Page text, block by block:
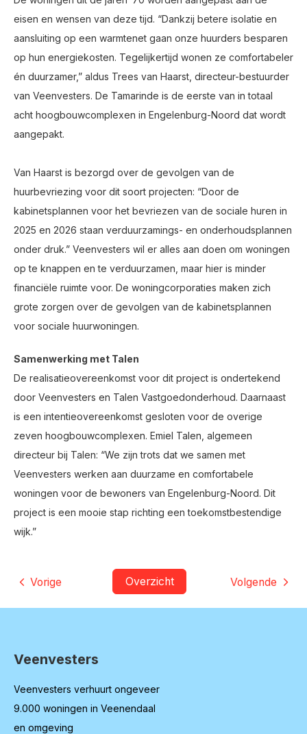
eisen en wensen van deze tijd. “Dankzij betere isolatie en
aansluiting op een warmtenet gaan onze huurders besparen
op hun energiekosten. Tegelijkertijd wonen ze comfortabeler
én duurzamer,” aldus Trees van Haarst, directeur-bestuurder
van Veenvesters. De Tamarinde is de eerste van in totaal
acht hoogbouwcomplexen in Engelenburg-Noord dat wordt
aangepakt.
Van Haarst is bezorgd over de gevolgen van de
huurbevriezing voor dit soort projecten: “Door de
kabinetsplannen voor het bevriezen van de sociale huren in
2025 en 2026 staan verduurzamings- en onderhoudsplannen
onder druk.” Veenvesters wil er alles aan doen om woningen
op te knappen en te verduurzamen, maar hier is minder
financiële ruimte voor. De woningcorporaties maken zich
grote zorgen over de gevolgen van de kabinetsplannen
voor sociale huurwoningen.
Samenwerking met Talen
De realisatieovereenkomst voor dit project is ondertekend
door Veenvesters en Talen Vastgoedonderhoud. Daarnaast
is een intentieovereenkomst gesloten voor de overige
zeven hoogbouwcomplexen. Emiel Talen, algemeen
directeur bij Talen: “We zijn trots dat we samen met
Veenvesters werken aan duurzame en comfortabele
woningen voor de bewoners van Engelenburg-Noord. Dit
project is een mooie stap richting een toekomstbestendige
wijk.”
Volgende
Overzicht
Vorige
Contactinformatie
Veenvesters
Veenvesters verhuurt ongeveer
9.000 woningen in Veenendaal
en omgeving